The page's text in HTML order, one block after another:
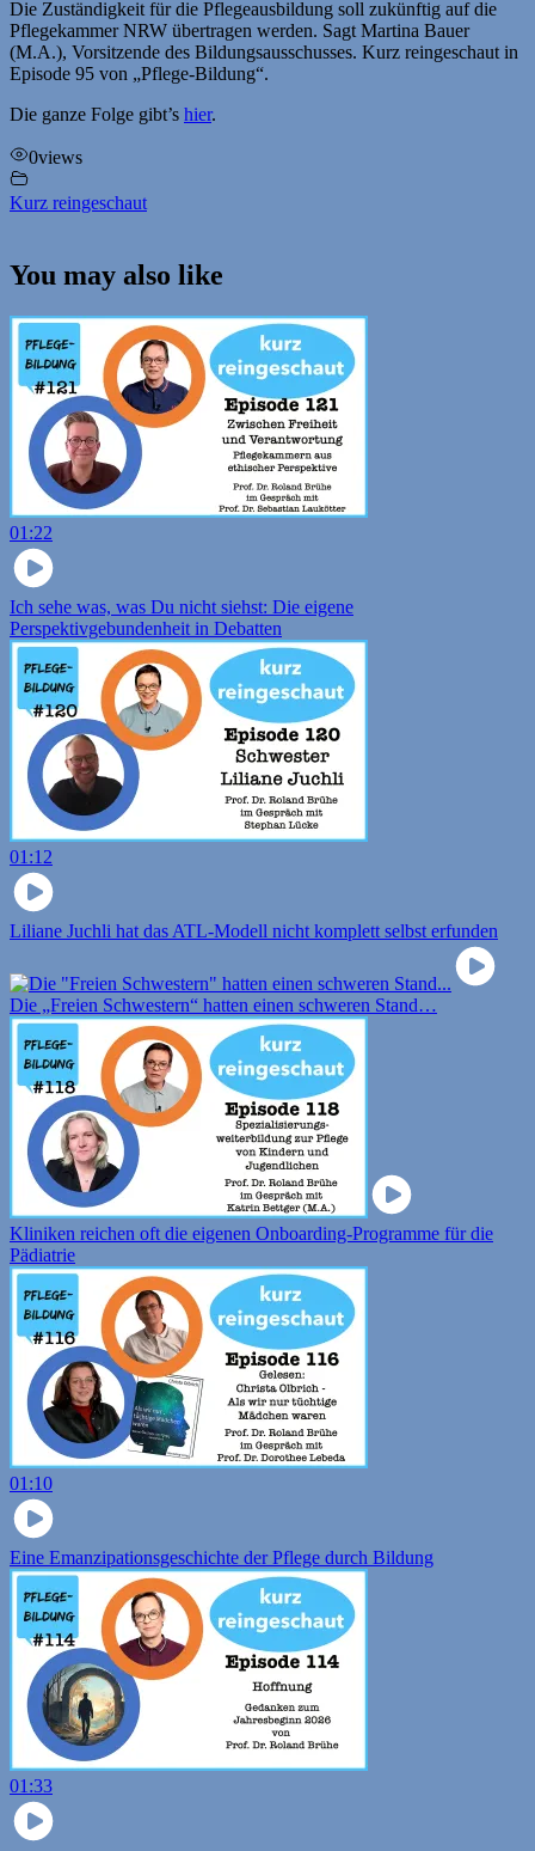
Die Zuständigkeit für die Pflegeausbildung soll zukünftig auf die
Pflegekammer NRW übertragen werden. Sagt Martina Bauer
(M.A.), Vorsitzende des Bildungsausschusses. Kurz reingeschaut in
Episode 95 von „Pflege-Bildung“.
Die ganze Folge gibt’s hier.
0views
Kurz reingeschaut
You may also like
01:22
Ich sehe was, was Du nicht siehst: Die eigene
Perspektivgebundenheit in Debatten
01:12
Liliane Juchli hat das ATL-Modell nicht komplett selbst erfunden
Die „Freien Schwestern“ hatten einen schweren Stand…
Kliniken reichen oft die eigenen Onboarding-Programme für die
Pädiatrie
01:10
Eine Emanzipationsgeschichte der Pflege durch Bildung
01:33